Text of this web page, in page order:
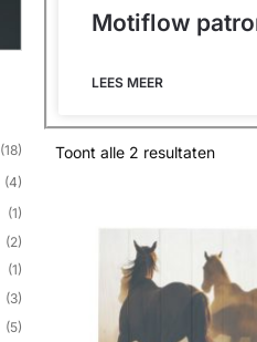
(18)
(4)
(1)
(2)
(1)
(3)
(5)
Motiflow
LEES MEER
Toont alle 2 resultaten